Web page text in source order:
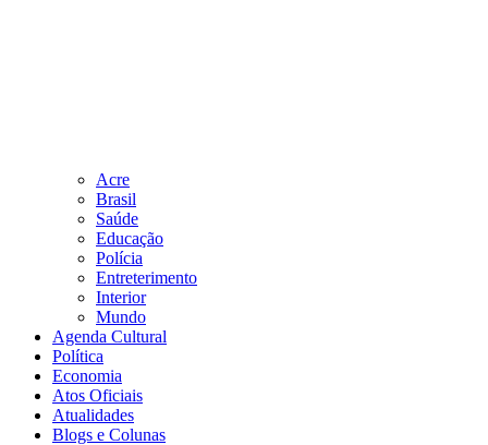
Acre
Brasil
Saúde
Educação
Polícia
Entreterimento
Interior
Mundo
Agenda Cultural
Política
Economia
Atos Oficiais
Atualidades
Blogs e Colunas